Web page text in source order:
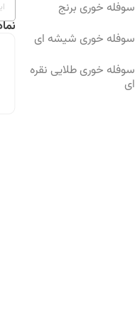
سوفله خوری برنج
سوفله خوری شیشه ای
سوفله خوری طلایی نقره
ای